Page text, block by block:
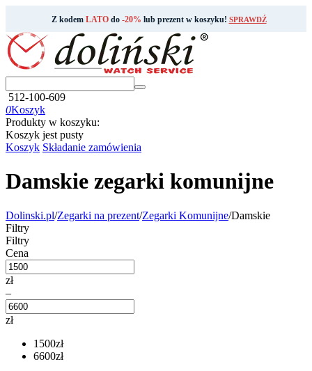
Z kodem LATOdo -20% lub prezent w koszyku! SPRAWDŹ
512-100-609
0Koszyk
Produkty w koszyku:
Koszyk jest pusty
Koszyk Składanie zamówienia
Damskie zegarki komunijne
Dolinski.pl/Zegarki na prezent/Zegarki Komunijne/Damskie
Filtry
Filtry
Cena
zł
–
zł
1500zł
6600zł